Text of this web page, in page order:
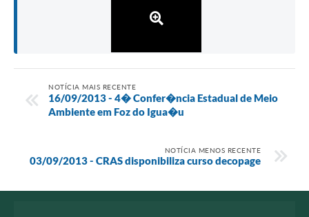
NOTÍCIA MAIS RECENTE
16/09/2013 - 4� Confer�ncia Estadual de Meio
Ambiente em Foz do Igua�u
NOTÍCIA MENOS RECENTE
03/09/2013 - CRAS disponibiliza curso decopage